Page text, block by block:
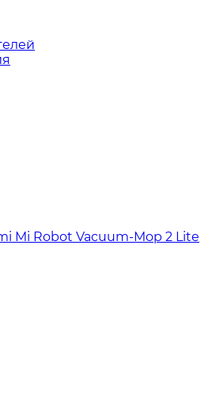
Mi Robot Vacuum-Mop 2 Lite